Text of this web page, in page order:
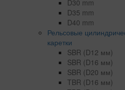
D30 mm
D35 mm
D40 mm
Рельсовые
каретки
SBR (D12 мм)
SBR (D16 мм)
SBR (D20 мм)
TBR (D16 мм)